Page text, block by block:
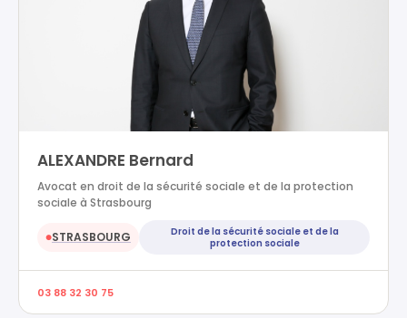
ALEXANDRE Bernard
Avocat en droit de la sécurité sociale et de la protection
sociale à Strasbourg
●STRASBOURG
Droit de la sécurité sociale et de la
protection sociale
03 88 32 30 75